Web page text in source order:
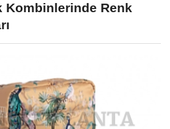
Kombinlerinde Renk